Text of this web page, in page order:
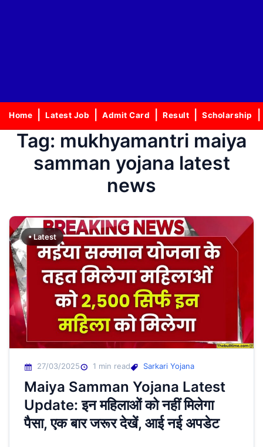
Home Latest Job Admit Card Result Scholarship
Tag: mukhyamantri maiya
samman yojana latest
news
• Latest
27/03/2025 1 min read Sarkari Yojana
Maiya Samman Yojana Latest
Update: इन महिलाओं को नहीं मिलेगा
पैसा, एक बार जरूर देखें, आई नई अपडेट